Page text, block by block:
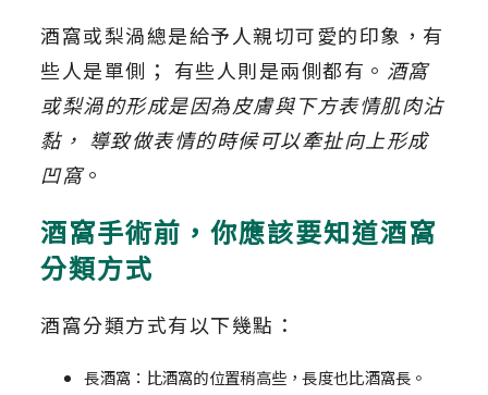
酒窩或梨渦總是給予人親切可愛的印象，有
些人是單側； 有些人則是兩側都有。 酒窩
或梨渦的形成是因為皮膚與下方表情肌肉沾
黏， 導致做表情的時候可以牽扯向上形成
凹窩。
酒窩手術前，你應該要知道酒窩
分類方式
酒窩分類方式有以下幾點：
長酒窩：比酒窩的位置稍高些，長度也比酒窩長。